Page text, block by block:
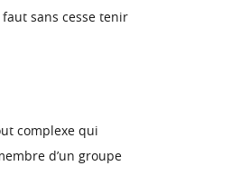
sans cesse tenir
complexe qui
d’un groupe